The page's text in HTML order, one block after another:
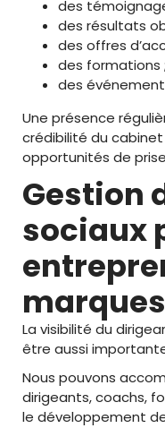
des
des résultats
des offres
des formations ;
des
Une présence
crédibilité du
opportunités de
Gestion
sociaux
La visibilité du
être aussi
Nous pouvons
dirigeants, coachs,
le développement